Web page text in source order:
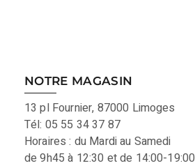
NOTRE MAGASIN
13 pl Fournier, 87000 Limoges
Tél: 05 55 34 37 87
Horaires : du Mardi au Samedi
de 9h45 à 12:30 et de 14:00-19:00